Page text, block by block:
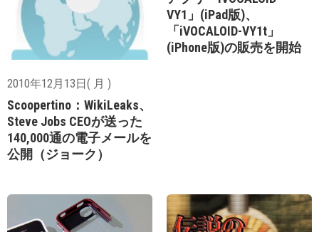
2010年12月13日( 月 )
Scoopertino：WikiLeaks、
Steve Jobs CEOが送った
140,000通の電子メールを
公開（ジョーク）
VY1」(iPad版)、
「iVOCALOID-VY1t」
(iPhone版)の販売を開始